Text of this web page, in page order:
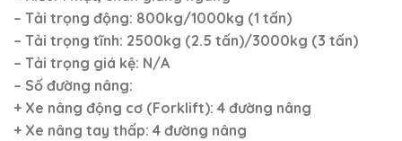
– Tải trọng động: 800kg/1000kg (1 tấn)
– Tải trọng tĩnh: 2500kg (2.5 tấn)/3000kg (3 tấn)
– Tải trọng giá kệ: N/A
– Số đường nâng:
+ Xe nâng động cơ (Forklift): 4 đường nâng
+ Xe nâng tay thấp: 4 đường nâng